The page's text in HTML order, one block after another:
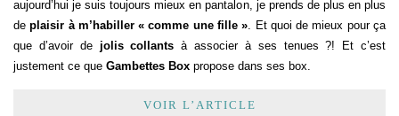
aujourd’hui je suis toujours mieux en pantalon, je prends de plus en plus
deplaisir à m’habiller « comme une fille » . Et quoi de mieux pour ça
que d’avoir de jolis collants à associer à ses tenues ?! Et c’est
justement ce que Gambettes Box propose dans ses box.
VOIR L’ARTICLE